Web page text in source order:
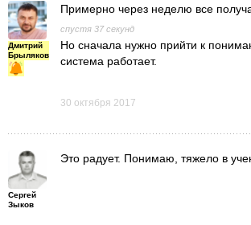
Дмитрий
Брыляков
Примерно через неделю все
спустя 37 секунд
Но сначала нужно прийти к
система работает.
30 октября 2017
Сергей
Зыков
Это радует. Понимаю, тяжело в